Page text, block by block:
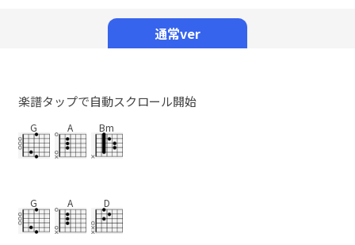
通常ver
楽譜タップで自動スクロール開始
G A Bm
G A D